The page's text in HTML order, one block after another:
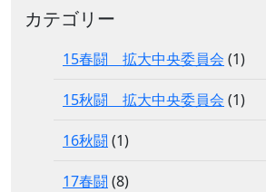
カテゴリー
15春闘 拡大中央委員会 (1)
15秋闘 拡大中央委員会 (1)
16秋闘 (1)
17春闘 (8)